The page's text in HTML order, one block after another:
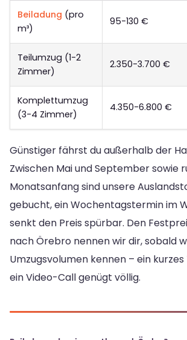
Beiladung (pro
m³)
95-130 €
Teilumzug (1-2
Zimmer)
2.350-3.700 €
Komplettumzug
(3-4 Zimmer)
4.350-6.800 €
Günstiger fährst du außerhalb der
Zwischen Mai und September sowie
Monatsanfang sind unsere
gebucht, ein Wochentagstermin im
senkt den Preis spürbar. Den
nach Örebro nennen wir dir, sobald
Umzugsvolumen kennen – ein
ein Video-Call genügt völlig.